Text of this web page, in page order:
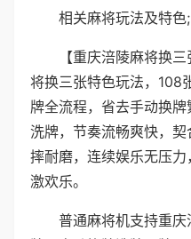
相关麻将玩法及特色;
【重庆涪陵麻将换
将换三张特色玩法，108
牌全流程，省去手动换
洗牌，节奏流畅爽快，
摔耐磨，连续娱乐无压
激欢乐。
普通麻将机支持重